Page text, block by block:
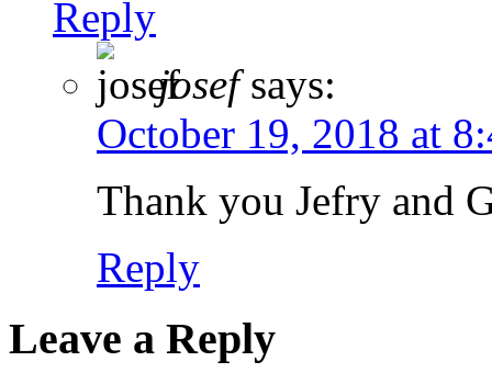
Reply
josef says:
October 19, 2018 at
Thank you Jefry and
Reply
Leave a Reply